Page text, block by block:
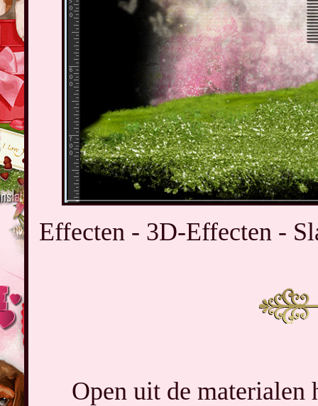
Effecten - 3D-Effecten -
Open uit de materialen